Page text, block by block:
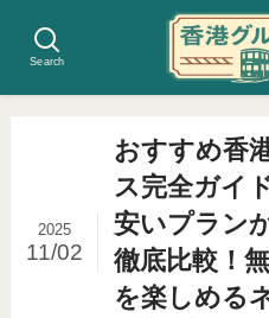
Search
おすすめ香
ス完全ガイ
安いプラン
徹底比較！
を楽しめる
2025
11/02